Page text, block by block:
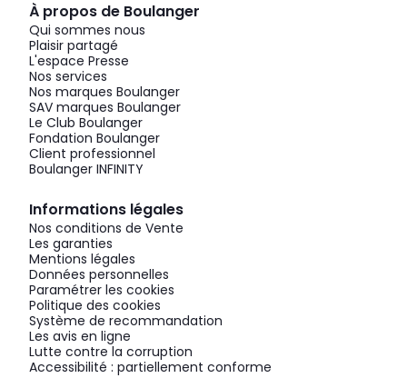
À propos de Boulanger
Qui sommes nous
Plaisir partagé
L'espace Presse
Nos services
Nos marques Boulanger
SAV marques Boulanger
Le Club Boulanger
Fondation Boulanger
Client professionnel
Boulanger INFINITY
Informations légales
Nos conditions de Vente
Les garanties
Mentions légales
Données personnelles
Paramétrer les cookies
Politique des cookies
Système de recommandation
Les avis en ligne
Lutte contre la corruption
Accessibilité : partiellement conforme